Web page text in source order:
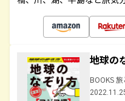
地球の
BOOKS